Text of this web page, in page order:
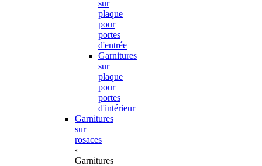
sur
plaque
pour
portes
d'entrée
Garnitures
sur
plaque
pour
portes
d'intérieur
Garnitures
sur
rosaces
‹
Garnitures